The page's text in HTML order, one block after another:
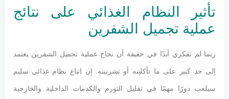
تأثير النظام الغذائي على نتائج
عملية تجميل الشفرين
ربما لم تفكري أبدًا في حقيقة أن نجاح عملية تجميل الشفرين يعتمد
إلى حد كبير على ما تأكلينه أو تشربينه. إن اتباع نظام غذائي سليم
سيلعب دورًا مهمًا في تقليل التورم والكدمات الداخلية والخارجية